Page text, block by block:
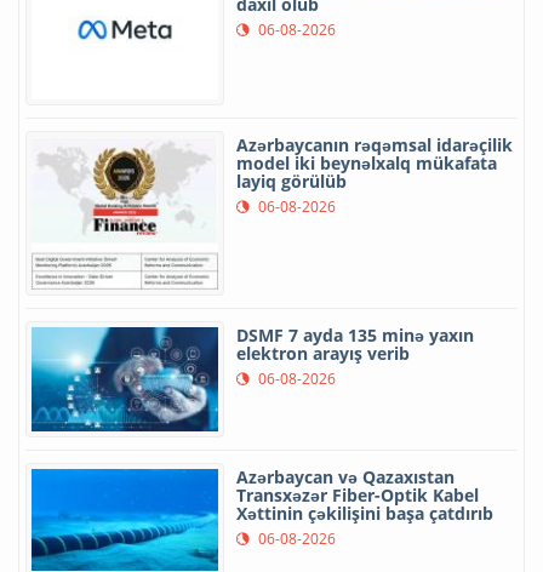
06-08-2026
Azərbaycanın rəqəmsal idarəçilik
model iki beynəlxalq mükafata
layiq görülüb
06-08-2026
DSMF 7 ayda 135 minə yaxın
elektron arayış verib
06-08-2026
Azərbaycan və Qazaxıstan
Transxəzər Fiber-Optik Kabel
Xəttinin çəkilişini başa çatdırıb
06-08-2026